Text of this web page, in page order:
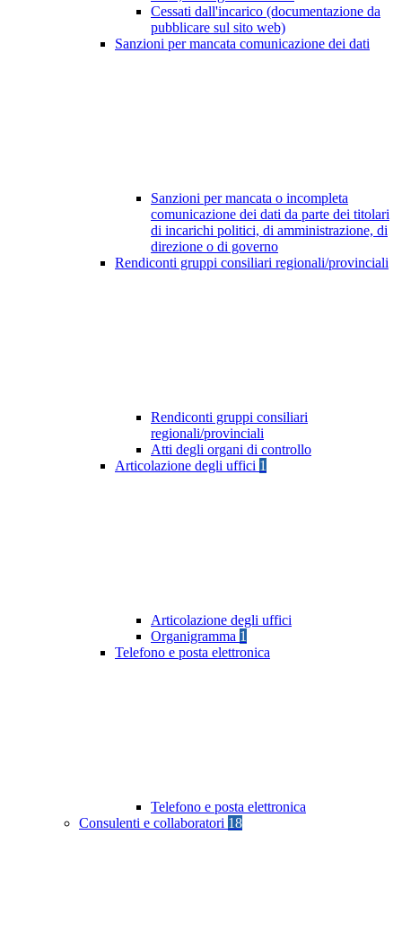
Cessati dall'incarico (documentazione da
pubblicare sul sito web)
Sanzioni per mancata comunicazione dei dati
Sanzioni per mancata o incompleta
comunicazione dei dati da parte dei titolari
di incarichi politici, di amministrazione, di
direzione o di governo
Rendiconti gruppi consiliari regionali/provinciali
Rendiconti gruppi consiliari
regionali/provinciali
Atti degli organi di controllo
Articolazione degli uffici 1
Articolazione degli uffici
Organigramma 1
Telefono e posta elettronica
Telefono e posta elettronica
Consulenti e collaboratori 18